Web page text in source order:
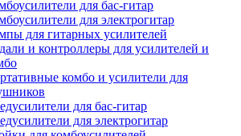
для бас-гитар
для электрогитар
для гитарных усилителей
и контроллеры для усилителей и
комбо и усилители для
для бас-гитар
для электрогитар